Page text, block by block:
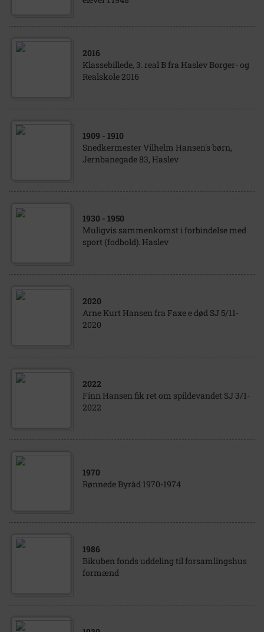
2016
Klassebillede, 3. real B fra Haslev Borger- og
Realskole 2016
1909 - 1910
Snedkermester Vilhelm Hansen's børn,
Jernbanegade 83, Haslev
1930 - 1950
Muligvis sammenkomst i forbindelse med
sport (fodbold). Haslev
2020
Arne Kurt Hansen fra Faxe e død SJ 5/11-
2020
2022
Finn Hansen fik ret om spildevandet SJ 3/1-
2022
1970
Rønnede Byråd 1970-1974
1986
Bikuben fonds uddeling til forsamlingshus
formænd